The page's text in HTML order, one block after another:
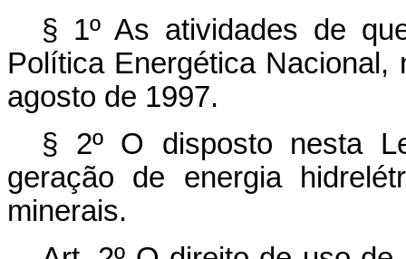
§ 1º As atividades de
Política Energética
agosto de 1997.
§ 2º O disposto nesta
geração de energia
minerais.